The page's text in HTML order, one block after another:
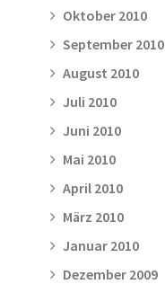
Oktober 2010
September 2010
August 2010
Juli 2010
Juni 2010
Mai 2010
April 2010
März 2010
Januar 2010
Dezember 2009